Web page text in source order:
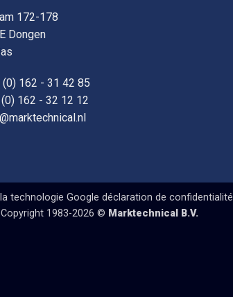
172-178
Dongen
(0) 162 - 31 42 85
162 - 32 12 12
technologie Google déclaration de confidentialité
Copyright 1983-2026 © Marktechnical B.V.